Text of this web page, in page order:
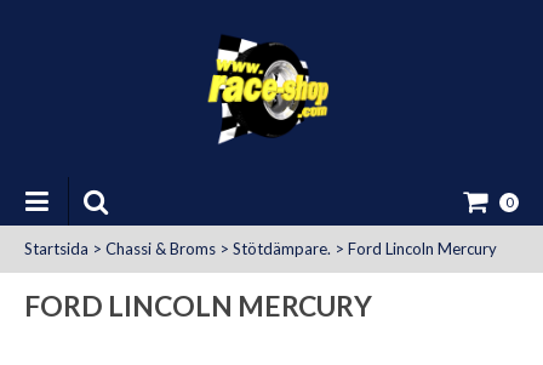
0
Startsida > Chassi & Broms > Stötdämpare. > Ford Lincoln Mercury
FORD LINCOLN MERCURY